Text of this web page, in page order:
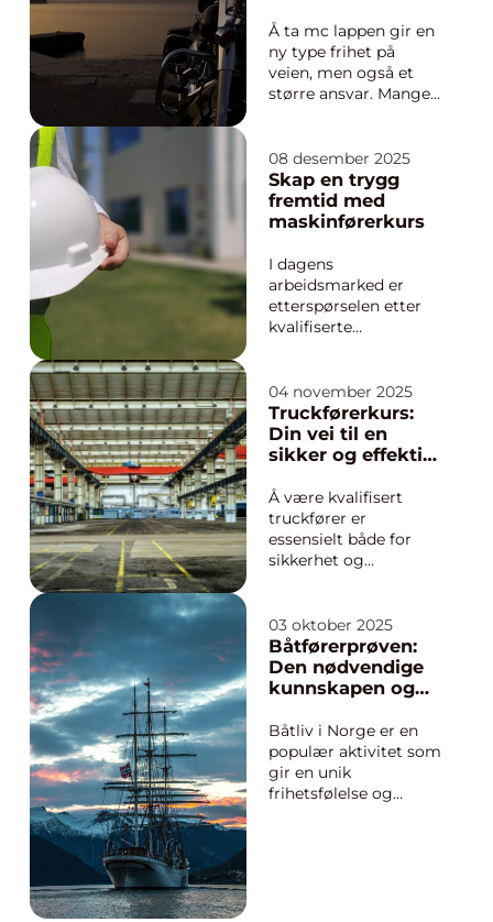
en liten historie om
personen som er
borte, og gi bå...
Å ta mc lappen gir en
ny type frihet på
veien, men også et
større ansvar. Mange
opplæringen er, både
i teori og praksis.
Målet er å gjøre
føreren trygg i
bestå en prøve. For å
lykkes lønner det...
08 desember 2025
Skap en trygg
fremtid med
maskinførerkurs
I dagens
arbeidsmarked er
etterspørselen etter
kvalifiserte
Anleggsmaskiner er
en essensiell del av
bygge- og
anleggsbransjen, men
operatører for å sikre
sikker...
04 november 2025
Truckførerkurs:
Din vei til en
sikker og effektiv
Å være kvalifisert
truckfører er
essensielt både for
sikkerhet og
mange industrier,
både landbaserte og
offshore, krever
arbeidstilsynet riktig
at ...
03 oktober 2025
Båtførerprøven:
Den nødvendige
kunnskapen og
Båtliv i Norge er en
populær aktivitet som
gir en unik
frihetsfølelse og